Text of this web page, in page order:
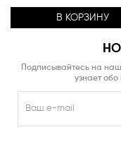
В КОРЗИНУ
Подписывайтесь на
узнает обо